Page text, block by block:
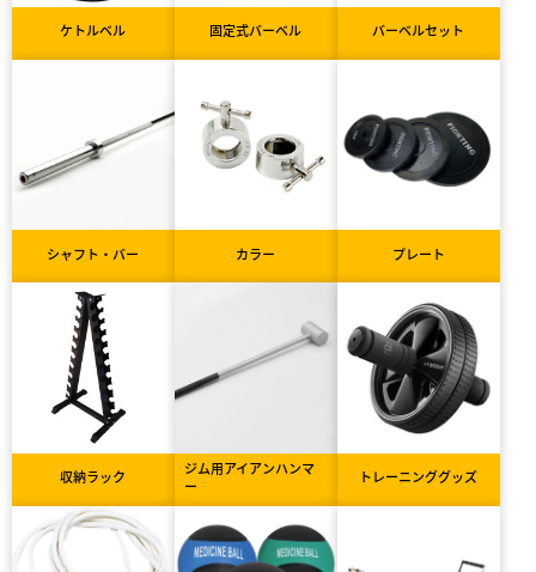
ケトルベル 固定式バーベル バーベルセット
シャフト・バー カラー プレート
収納ラック
ジム用アイアンハンマ
ー
トレーニンググッズ